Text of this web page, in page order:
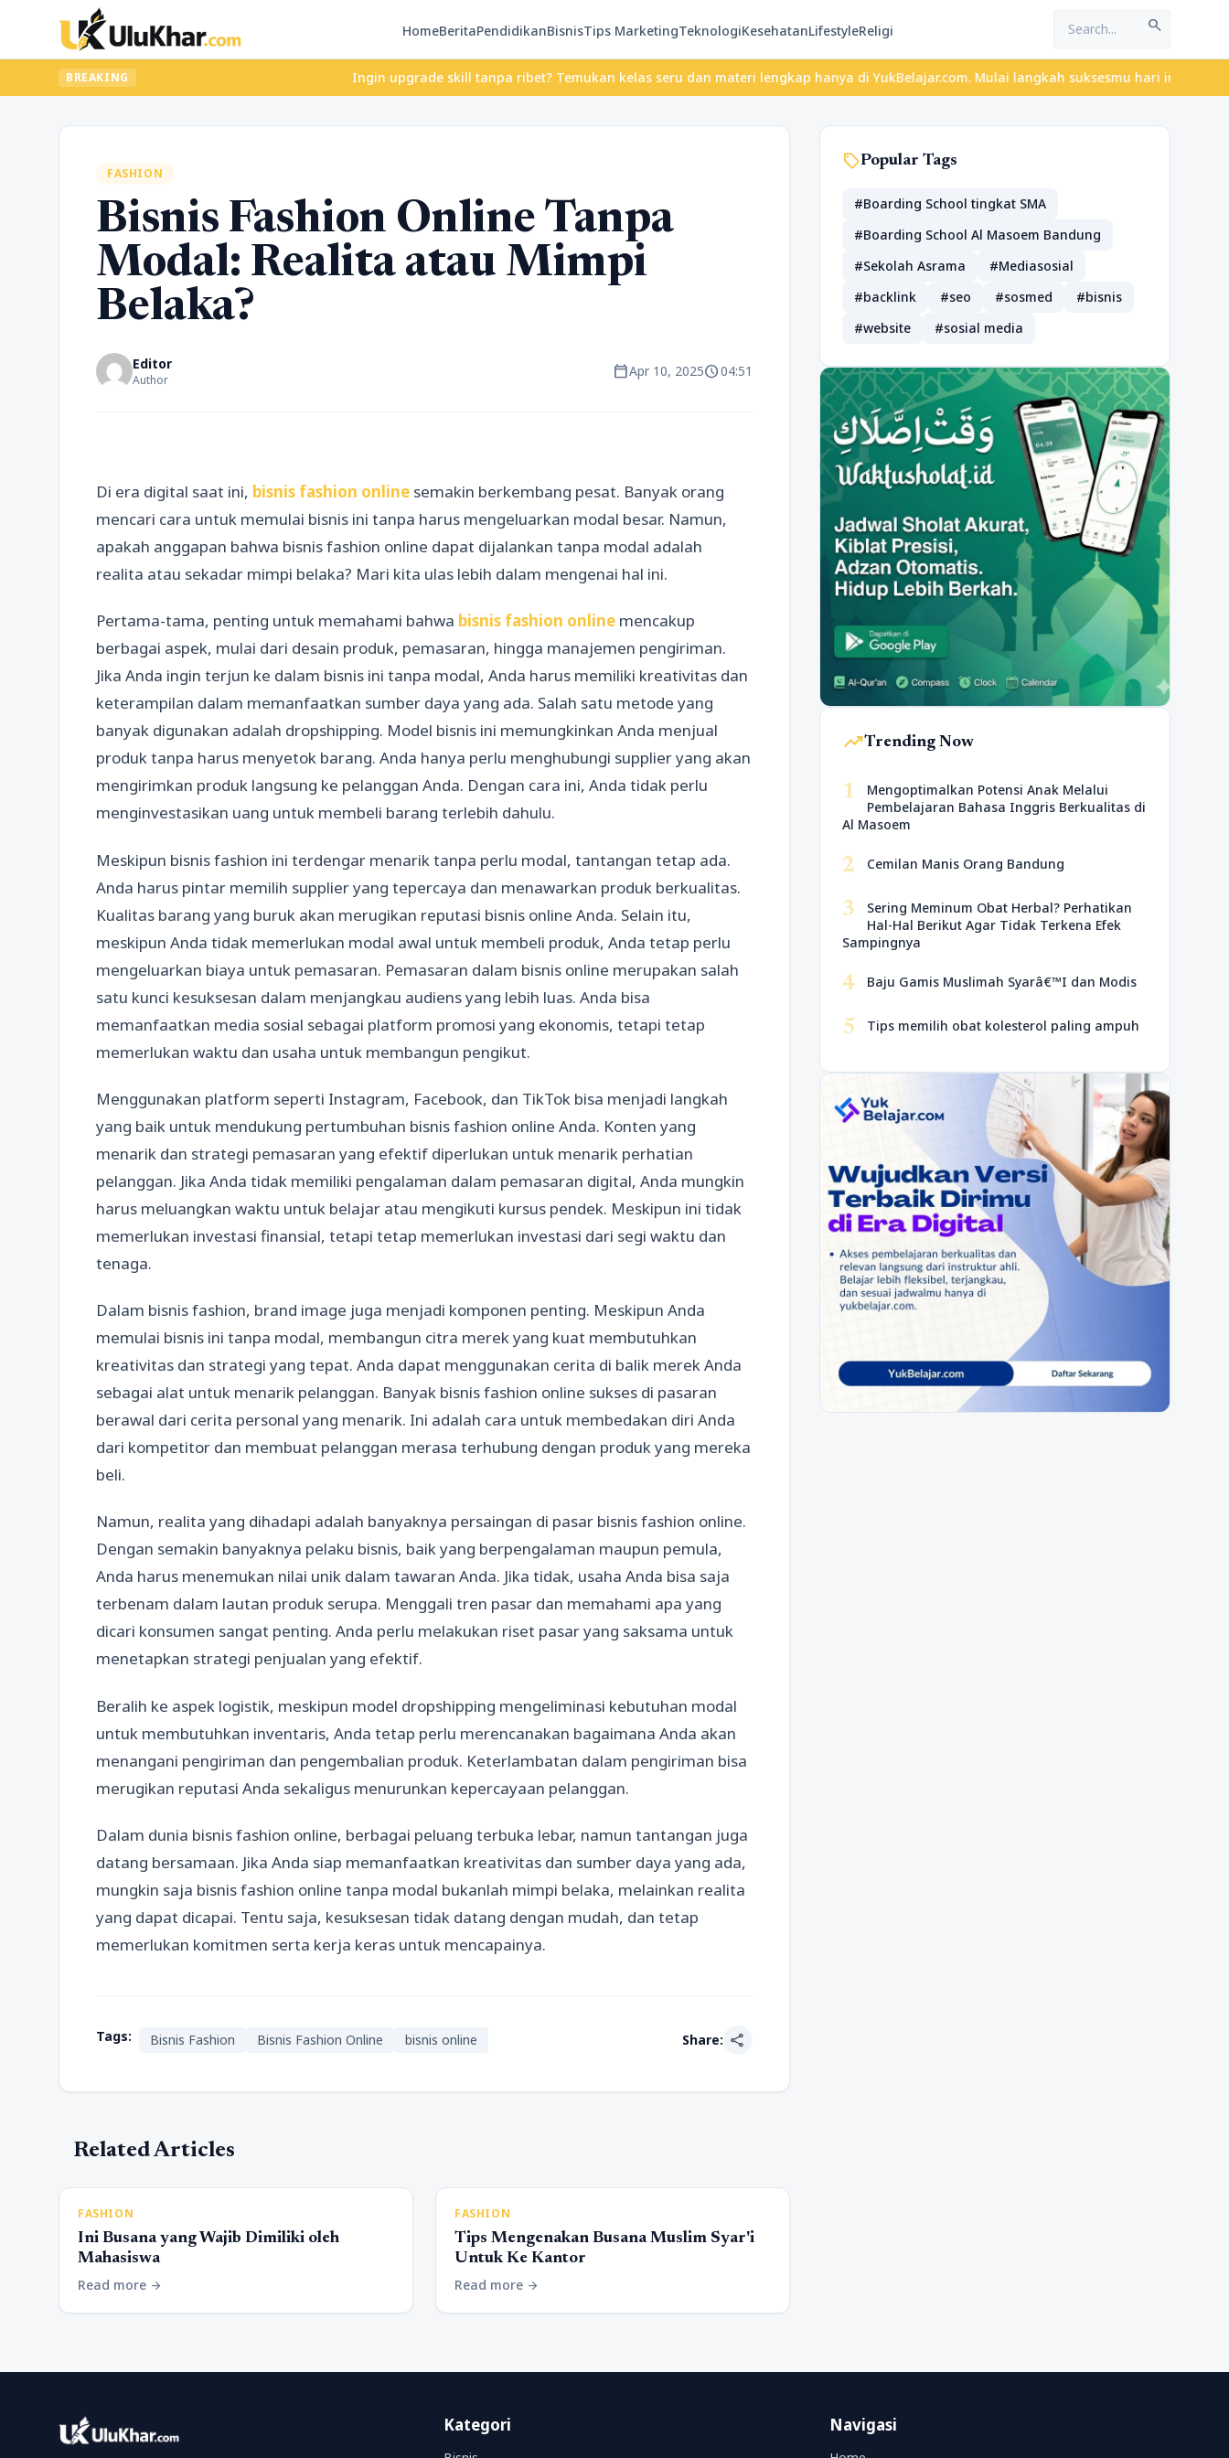
HomeBeritaPendidikanBisnisTips MarketingTeknologiKesehatanLifestyleReligi search
BREAKING Ingin upgrade skill tanpa ribet? Temukan kelas seru dan materi lengkap hanya di YukBelajar.com. Mulai langkah suksesmu hari ini! • Mau
FASHION
Bisnis Fashion Online Tanpa
Modal: Realita atau Mimpi
Belaka?
Editor
Author calendar_todayApr 10, 2025schedule04:51
Di era digital saat ini, bisnis fashion online semakin berkembang pesat. Banyak orang
mencari cara untuk memulai bisnis ini tanpa harus mengeluarkan modal besar. Namun,
apakah anggapan bahwa bisnis fashion online dapat dijalankan tanpa modal adalah
realita atau sekadar mimpi belaka? Mari kita ulas lebih dalam mengenai hal ini.
Pertama-tama, penting untuk memahami bahwa bisnis fashion online mencakup
berbagai aspek, mulai dari desain produk, pemasaran, hingga manajemen pengiriman.
Jika Anda ingin terjun ke dalam bisnis ini tanpa modal, Anda harus memiliki kreativitas dan
keterampilan dalam memanfaatkan sumber daya yang ada. Salah satu metode yang
banyak digunakan adalah dropshipping. Model bisnis ini memungkinkan Anda menjual
produk tanpa harus menyetok barang. Anda hanya perlu menghubungi supplier yang akan
mengirimkan produk langsung ke pelanggan Anda. Dengan cara ini, Anda tidak perlu
menginvestasikan uang untuk membeli barang terlebih dahulu.
Meskipun bisnis fashion ini terdengar menarik tanpa perlu modal, tantangan tetap ada.
Anda harus pintar memilih supplier yang tepercaya dan menawarkan produk berkualitas.
Kualitas barang yang buruk akan merugikan reputasi bisnis online Anda. Selain itu,
meskipun Anda tidak memerlukan modal awal untuk membeli produk, Anda tetap perlu
mengeluarkan biaya untuk pemasaran. Pemasaran dalam bisnis online merupakan salah
satu kunci kesuksesan dalam menjangkau audiens yang lebih luas. Anda bisa
memanfaatkan media sosial sebagai platform promosi yang ekonomis, tetapi tetap
memerlukan waktu dan usaha untuk membangun pengikut.
Menggunakan platform seperti Instagram, Facebook, dan TikTok bisa menjadi langkah
yang baik untuk mendukung pertumbuhan bisnis fashion online Anda. Konten yang
menarik dan strategi pemasaran yang efektif diperlukan untuk menarik perhatian
pelanggan. Jika Anda tidak memiliki pengalaman dalam pemasaran digital, Anda mungkin
harus meluangkan waktu untuk belajar atau mengikuti kursus pendek. Meskipun ini tidak
memerlukan investasi finansial, tetapi tetap memerlukan investasi dari segi waktu dan
tenaga.
Dalam bisnis fashion, brand image juga menjadi komponen penting. Meskipun Anda
memulai bisnis ini tanpa modal, membangun citra merek yang kuat membutuhkan
kreativitas dan strategi yang tepat. Anda dapat menggunakan cerita di balik merek Anda
sebagai alat untuk menarik pelanggan. Banyak bisnis fashion online sukses di pasaran
berawal dari cerita personal yang menarik. Ini adalah cara untuk membedakan diri Anda
dari kompetitor dan membuat pelanggan merasa terhubung dengan produk yang mereka
beli.
Namun, realita yang dihadapi adalah banyaknya persaingan di pasar bisnis fashion online.
Dengan semakin banyaknya pelaku bisnis, baik yang berpengalaman maupun pemula,
Anda harus menemukan nilai unik dalam tawaran Anda. Jika tidak, usaha Anda bisa saja
terbenam dalam lautan produk serupa. Menggali tren pasar dan memahami apa yang
dicari konsumen sangat penting. Anda perlu melakukan riset pasar yang saksama untuk
menetapkan strategi penjualan yang efektif.
Beralih ke aspek logistik, meskipun model dropshipping mengeliminasi kebutuhan modal
untuk membutuhkan inventaris, Anda tetap perlu merencanakan bagaimana Anda akan
menangani pengiriman dan pengembalian produk. Keterlambatan dalam pengiriman bisa
merugikan reputasi Anda sekaligus menurunkan kepercayaan pelanggan.
Dalam dunia bisnis fashion online, berbagai peluang terbuka lebar, namun tantangan juga
datang bersamaan. Jika Anda siap memanfaatkan kreativitas dan sumber daya yang ada,
mungkin saja bisnis fashion online tanpa modal bukanlah mimpi belaka, melainkan realita
yang dapat dicapai. Tentu saja, kesuksesan tidak datang dengan mudah, dan tetap
memerlukan komitmen serta kerja keras untuk mencapainya.
Tags: Bisnis Fashion Bisnis Fashion Online bisnis online Share: share
Related Articles
FASHION
Ini Busana yang Wajib Dimiliki oleh
Mahasiswa
Read more arrow_forward
FASHION
Tips Mengenakan Busana Muslim Syar'i
Untuk Ke Kantor
Read more arrow_forward
sellPopular Tags
#Boarding School tingkat SMA
#Boarding School Al Masoem Bandung
#Sekolah Asrama
#Mediasosial
#backlink
#seo #sosmed
#bisnis
#website
#sosial media
trending_upTrending Now
1
Mengoptimalkan Potensi Anak Melalui
Pembelajaran Bahasa Inggris Berkualitas di
Al Masoem
2 Cemilan Manis Orang Bandung
3
Sering Meminum Obat Herbal? Perhatikan
Hal-Hal Berikut Agar Tidak Terkena Efek
Sampingnya
4 Baju Gamis Muslimah Syarâ€™I dan Modis
5 Tips memilih obat kolesterol paling ampuh
Kategori Navigasi